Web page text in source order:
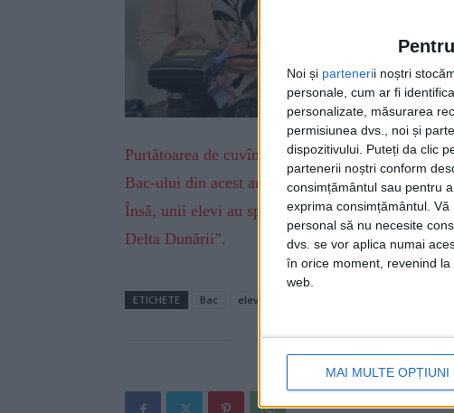
Noi și partenerii noștri
personale, cum ar fi
personalizate, măsurarea
permisiunea dvs., noi și
dispozitivului. Puteți da clic
partenerii noștri conform
consimțământul sau pentru
exprima consimțământul. Vă
personal să nu necesite
dvs. se vor aplica numai
în orice moment, revenind
web.
MAI MULTE OPȚIUNI
Purtătoarea de cuvînt a Inspectoratului Școlar
Bac-ului din acest an: ”Am explicat de atîtea și
Însă, unii elevi au spus că nu-s interesați,
Delta Dunării”.
ETICHETE Bac elevi